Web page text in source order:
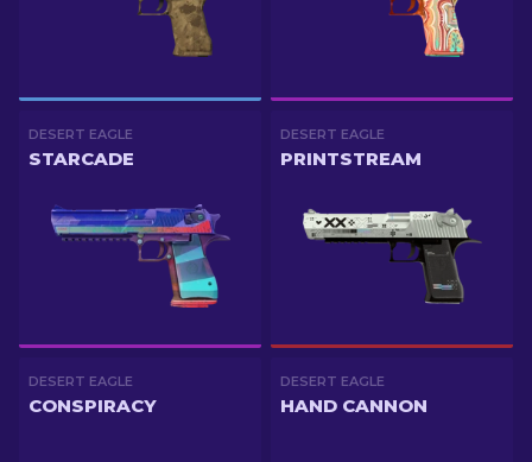
DESERT EAGLE
STARCADE
DESERT EAGLE
PRINTSTREAM
DESERT EAGLE
CONSPIRACY
DESERT EAGLE
HAND CANNON